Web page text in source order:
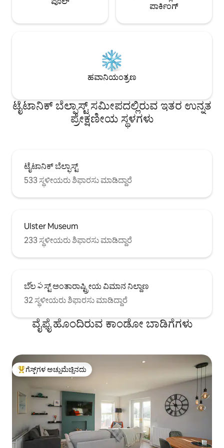
ಪಾರ್ಕಿಂಗ್
ಹವಾನಿಯಂತ್ರಣ
ಟೈಟಾನಿಕ್ ಬೆಲ್ಫಾಸ್ಟ್ ಸಮೀಪದಲ್ಲಿರುವ ಇತರ ಉನ್ನತ
ಪ್ರೇಕ್ಷಣೀಯ ಸ್ಥಳಗಳು
ಟೈಟಾನಿಕ್ ಬೆಲ್ಫಾಸ್ಟ್
533 ಸ್ಥಳೀಯರು ಶಿಫಾರಸು ಮಾಡಿದ್ದಾರೆ
Ulster Museum
233 ಸ್ಥಳೀಯರು ಶಿಫಾರಸು ಮಾಡಿದ್ದಾರೆ
ಬೆಲ్ఫಸ್ಟ್ ಅಂತಾರಾಷ್ಟ್ರೀಯ ವಿಮಾನ ನಿಲ್ದಾಣ
32 ಸ್ಥಳೀಯರು ಶಿಫಾರಸು ಮಾಡಿದ್ದಾರೆ
ವೈಫೈ ಹೊಂದಿರುವ ಕಾಂಡೋ ಬಾಡಿಗೆಗಳು
ಗೆಸ್ಟ್‌ಗಳಿಗೆ ಅತಿ ಹೆಚ್ಚು ಅಚ್ಚುಮೆಚ್ಚಿನದು
ಗೆಸ್ಟ್‌ಗಳ ಅಚ್ಚುಮೆಚ್ಚಿನದು